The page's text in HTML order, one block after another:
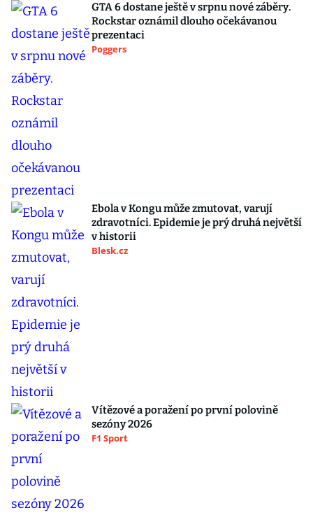
GTA 6 dostane ještě v srpnu nové záběry.
Rockstar oznámil dlouho očekávanou
prezentaci
Poggers
Ebola v Kongu může zmutovat, varují
zdravotníci. Epidemie je prý druhá největší
v historii
Blesk.cz
Vítězové a poražení po první polovině
sezóny 2026
F1 Sport